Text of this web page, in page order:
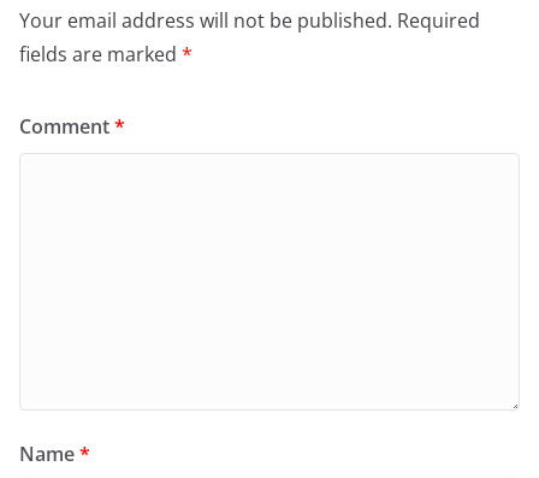
Your email address will not be published. Required
fields are marked *
Comment*
Name*